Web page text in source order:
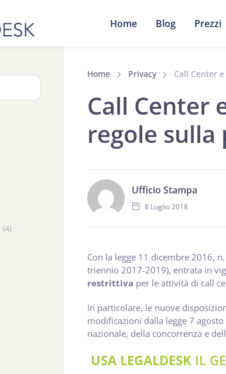
Home Blog Prezzi
Home Privacy Call Center
Call Center
regole sulla
Ufficio Stampa
8 Luglio 2018
Con la legge 11 dicembre 2016,
triennio 2017-2019), entrata in
restrittiva per le attività di call
In particolare, le nuove
modificazioni dalla legge 7
nazionale, della concorrenza e
USA LEGALDESK IL
(4)